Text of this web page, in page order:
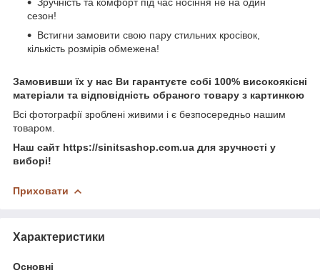
сезон!
Встигни замовити свою пару стильних кросівок,
кількість розмірів обмежена!
Замовивши їх у нас Ви гарантуєте собі 100% високоякісні
матеріали та відповідність обраного товару з картинкою
Всі фотографії зроблені живими і є безпосередньо нашим
товаром.
Наш сайт https://sinitsashop.com.ua для зручності у
виборі!
Приховати
Характеристики
Основні